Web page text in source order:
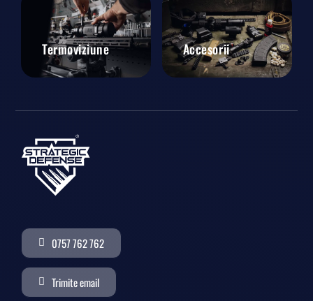
0757 762 762
Trimite email
Termoviziune Accesorii